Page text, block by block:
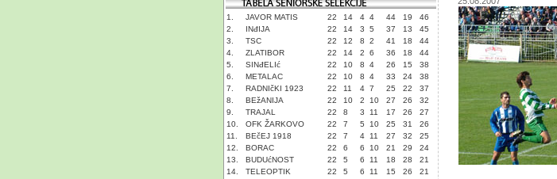
1. JAVOR MATIS 22 14 4 4 44 19
46
2.
INđIJA 22 14 3 5 37 13
45
3.
TSC 22 12 8 2 41 18
44
4.
ZLATIBOR 22 14 2 6 36 18
44
5.
SINđELIć 22 10 8 4 26 15
38
6.
METALAC 22 10 8 4 33 24
38
7.
RADNIčKI 1923 22 11 4 7 25 22
37
8.
BEžANIJA 22 10 2 10 27 26
32
9.
TRAJAL 22 8 3 11 17 26
27
10.
OFK ŽARKOVO 22 7 5 10 25 31
26
11.
BEčEJ 1918 22 7 4 11 27 32
25
12.
BORAC 22 6 6 10 21 29
24
13.
BUDUćNOST 22 5 6 11 18 28
21
14.
TELEOPTIK 22 5 6 11 15 26
21